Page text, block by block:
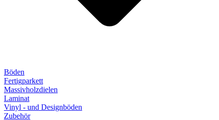
Böden
Fertigparkett
Massivholzdielen
Laminat
Vinyl - und Designböden
Zubehör